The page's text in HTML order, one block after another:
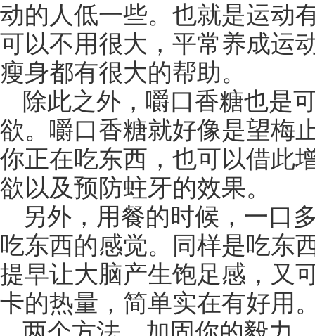
动的人低一些。也就是运动
可以不用很大，平常养成运
瘦身都有很大的帮助。
除此之外，嚼口香糖也是
欲。嚼口香糖就好像是望梅
你正在吃东西，也可以借此
欲以及预防蛀牙的效果。
另外，用餐的时候，一口
吃东西的感觉。同样是吃东
提早让大脑产生饱足感，又
卡的热量，简单实在有好用